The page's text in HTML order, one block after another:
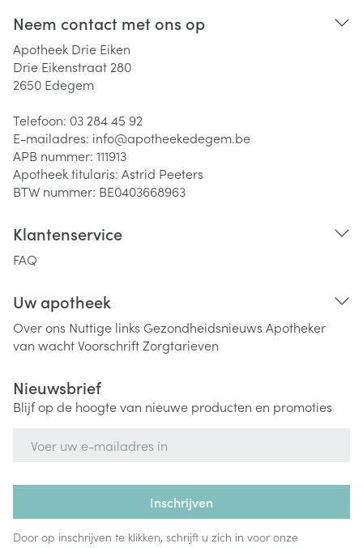
Neem contact met ons op
Apotheek Drie Eiken
Drie Eikenstraat 280
2650 Edegem
Telefoon: 03 284 45 92
E-mailadres: info@apotheekedegem.be
APB nummer: 111913
Apotheek titularis: Astrid Peeters
BTW nummer: BE0403668963
Klantenservice
FAQ
Uw apotheek
Over ons Nuttige links Gezondheidsnieuws Apotheker
van wachtVoorschriftZorgtarieven
Nieuwsbrief
Blijf op de hoogte van nieuwe producten en promoties
Inschrijven
Door op inschrijven te klikken, schrijft u zich in voor onze